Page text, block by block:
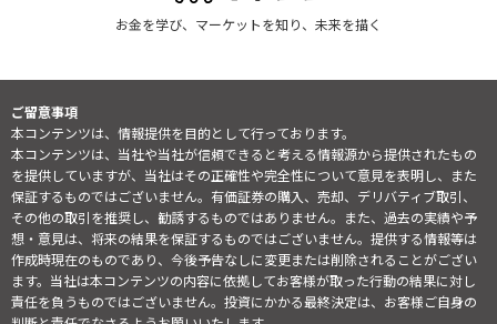
お金を学び、マーケットを知り、未来を描く
ご留意事項
本コンテンツは、情報提供を目的として行っております。
本コンテンツは、当社や当社が信頼できると考える情報源から提供されたもの
を提供していますが、当社はその正確性や完全性について意見を表明し、また
保証するものではございません。有価証券の購入、売却、デリバティブ取引、
その他の取引を推奨し、勧誘するものではありません。また、過去の実績や予
想・意見は、将来の結果を保証するものではございません。提供する情報等は
作成時現在のものであり、今後予告なしに変更または削除されることがござい
ます。当社は本コンテンツの内容に依拠してお客様が取った行動の結果に対し
責任を負うものではございません。投資にかかる最終決定は、お客様ご自身の